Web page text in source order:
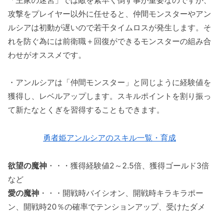
攻撃をプレイヤー以外に任せると、仲間モンスターやアン
ルシアは初動が遅いので若干タイムロスが発生します。そ
れを防ぐ為には前衛職＋回復ができるモンスターの組み合
わせがオススメです。
・アンルシアは「仲間モンスター」と同じように経験値を
獲得し、レベルアップします。スキルポイントを割り振っ
て新たなとくぎを習得することもできます。
勇者姫アンルシアのスキル一覧・育成
欲望の魔神 ・・・獲得経験値2～2.5倍、獲得ゴールド3倍
など
愛の魔神 ・・・開戦時バイシオン、開戦時キラキラポー
ン、開戦時20％の確率でテンションアップ、受けたダメ